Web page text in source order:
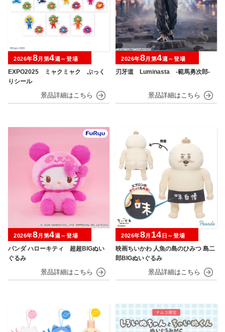
EXPO2025 ミャクミャク ぷっく
りシール
2026年8月第4週～登場
刃牙道 Luminasta ‐範馬勇次郎‐
2026年8月第4週～登場
パンダ ハローキティ 超超BIGぬい
ぐるみ
2026年8月第4週～登場
映画ちいかわ 人魚の島のひみつ 島二
郎BIGぬいぐるみ
2026年8月 14 日～登場